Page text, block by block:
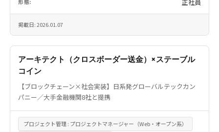
正社員
掲載日: 2026.01.07
アーキテクト（クロスボーダー送金）×ステーブル
コイン
【ブロックチェーン×社会実装】日系発グローバルテックカン
パニー／大手金融機関8社と提携
プロジェクト管理 : プロジェクトマネージャー（Web・オープン系）